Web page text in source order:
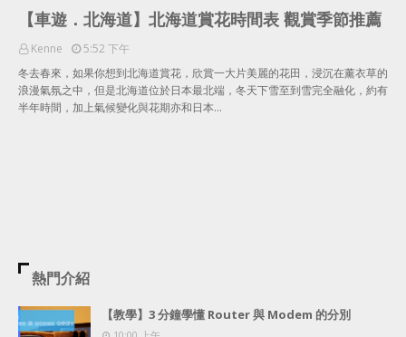
【車遊．北海道】北海道賞花時間表 觀賞季節推薦
Kenne
5:52 下午
冬去春來，如果你想到北海道賞花，欣賞一大片美麗的花田，浸沉在薰衣草的
浪漫氣氛之中，但是北海道位於日本最北端，冬天下雪至到雪完全融化，約有
半年時間，加上氣候變化與花期亦和日本…
熱門介紹
【教學】3 分鐘學懂 Router 與 Modem 的分別